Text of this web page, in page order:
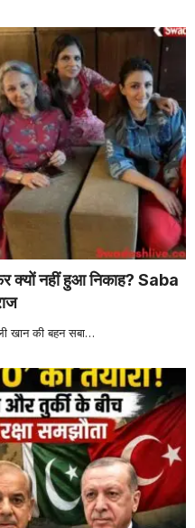
क्यों नहीं हुआ निकाह? Saba
खान की बहन सबा…